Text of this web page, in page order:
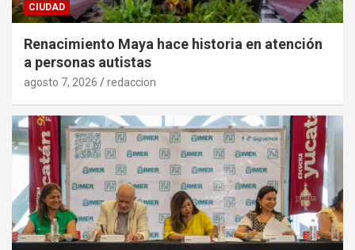
CIUDAD
Renacimiento Maya hace historia en atención
a personas autistas
agosto 7, 2026 redaccion